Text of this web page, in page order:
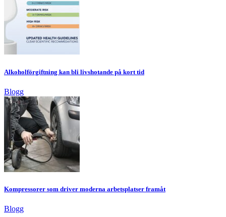
Alkoholförgiftning kan bli livshotande på kort tid
Blogg
Kompressorer som driver moderna arbetsplatser framåt
Blogg